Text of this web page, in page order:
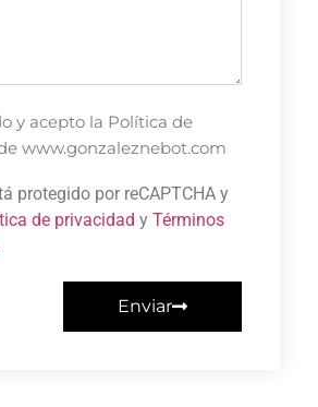
y acepto la Política de
www.gonzaleznebot.com
protegido por reCAPTCHA y
de privacidad y Términos
Enviar